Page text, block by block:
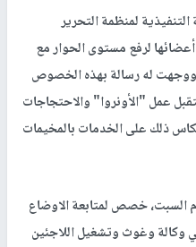
التنفيذية لمنظمة التحرير
لرفع مستوى الحوار مع
ووجهت له رسالة بهذه الخصوص
عمل "الأونروا" والاحتجاجات
ذلك على الخدمات بالمخيمات
السبت، خصص لمتابعة الاوضاع
وكالة وغوث وتشغيل اللاجئين